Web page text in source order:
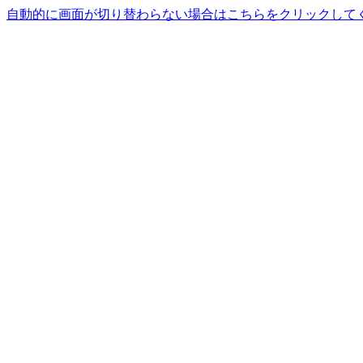
自動的に画面が切り替わらない場合はこちらをクリックして